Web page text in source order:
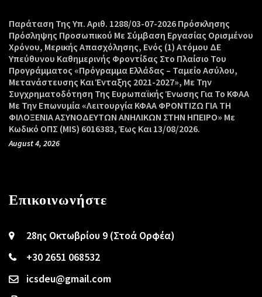
Παράταση Της Υπ. Αριθ. 1288/03-07-2026 Πρόσκλησης
Πρόσληψης Προσωπικού Με Σύμβαση Εργασίας Ορισμένου
Χρόνου, Μερικής Απασχόλησης, Ενός (1) Ατόμου ΔΕ
Υπεύθυνου Καθημερινής Φροντίδας Στο Πλαίσιο Του
Προγράμματος «Πρόγραμμα Ελλάδας – Ταμείο Ασύλου,
Μετανάστευσης Και Ένταξης 2021-2027», Με Την
Συγχρηματοδότηση Της Ευρωπαϊκής Ένωσης Για Το ΚΦΑΑ
Με Την Επωνυμία «Λειτουργία ΚΦΑΑ ΦΡΟΝΤΙΖΩ ΓΙΑ ΤΗ
ΦΙΛΟΞΕΝΙΑ ΑΣΥΝΟΔΕΥΤΩΝ ΑΝΗΛΙΚΩΝ ΣΤΗΝ ΗΠΕΙΡΟ» Με
Κωδικό ΟΠΣ (MIS) 6016383, Έως Και 13/08/2026.
August 4, 2026
Επικοινωνήστε
28ης Οκτωβρίου 9 (Στοά Ορφέα)
+30 2651 068532
icsdeu@gmail.com